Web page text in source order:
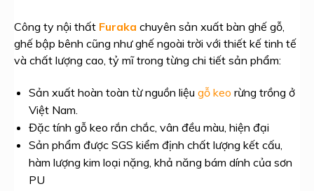
Công ty nội thất Furaka chuyên sản xuất bàn ghế gỗ,
ghế bập bênh cũng như ghế ngoài trời với thiết kế tinh tế
và chất lượng cao, tỷ mĩ trong từng chi tiết sản phẩm:
Sản xuất hoàn toàn từ nguồn liệu gỗ keo rừng trồng ở
Việt Nam.
Đặc tính gỗ keo rắn chắc, vân đều màu, hiện đại
Sản phẩm được SGS kiểm định chất lượng kết cấu,
hàm lượng kim loại nặng, khả năng bám dính của sơn
PU